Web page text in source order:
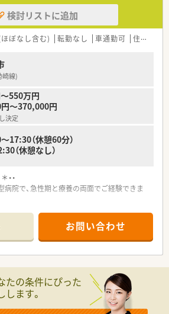
】
超える巨大な企業グループの一員として、揺
安定性を誇っています。
患者様を支えています。
視する支店制度を採用しており、地域に合わせ
ービスを提供可能です。
容】
持つ病院の門前薬局として、処方箋の受付から
指導を網羅的に行います。
スキルを高められます。
ステムを導入しているため、安全性を確保し
検討リストに追加
ぼなし含む) 転勤なし 車通勤可 住宅補助(手当)あり
崎線)
550万円
～370,000円
決定
（休憩60分）
（休憩なし）
・・
院で、急性期と療養の両面でご経験できま
棟、デイケアセンターを開設しています。
いつまでも思いやる気持ちを患者さんにも
くれる、そんな方をお待ちしております。
お問い合わせ
たの条件にぴった
ます。